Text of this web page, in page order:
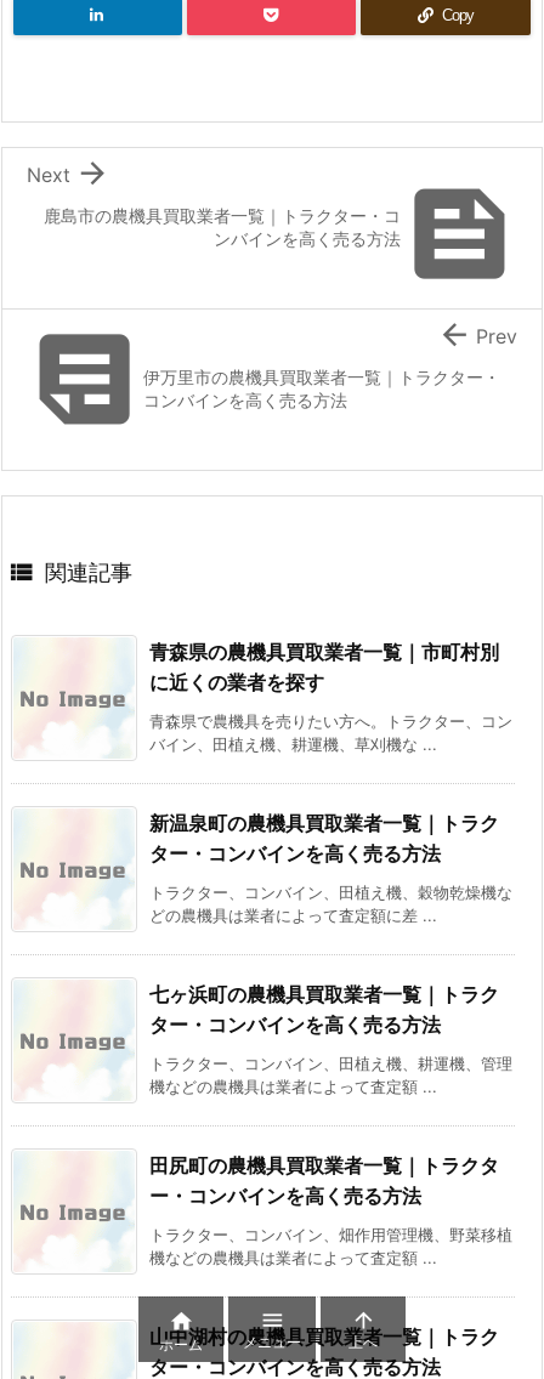
Copy

鹿島市の農機具買取業者一覧｜トラクター・コ
ンバインを高く売る方法

Next
伊万里市の農機具買取業者一覧｜トラクター・
コンバインを高く売る方法
 Prev
 関連記事
青森県の農機具買取業者一覧｜市町村別
に近くの業者を探す
青森県で農機具を売りたい方へ。トラクター、コン
バイン、田植え機、耕運機、草刈機な ...
新温泉町の農機具買取業者一覧｜トラク
ター・コンバインを高く売る方法
トラクター、コンバイン、田植え機、穀物乾燥機な
どの農機具は業者によって査定額に差 ...
七ヶ浜町の農機具買取業者一覧｜トラク
ター・コンバインを高く売る方法
トラクター、コンバイン、田植え機、耕運機、管理
機などの農機具は業者によって査定額 ...
田尻町の農機具買取業者一覧｜トラクタ
ー・コンバインを高く売る方法
トラクター、コンバイン、畑作用管理機、野菜移植
機などの農機具は業者によって査定額 ...
山中湖村の農機具買取業者一覧｜トラク
ター・コンバインを高く売る方法

ホーム

メニュー

上へ